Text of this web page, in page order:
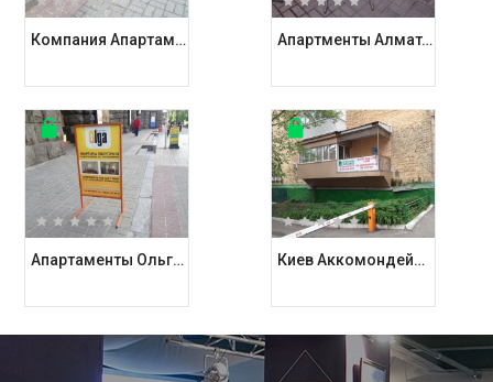
Компания Апартаменты Киев / Apartments Kiev Апартменты Алматея / Almateya Apartments
Апартаменты Ольга / Olga Apartaments на улице Крещатик Киев Аккомондейшен Хотел Сервайс / Kiev Accommodation Hotel Service